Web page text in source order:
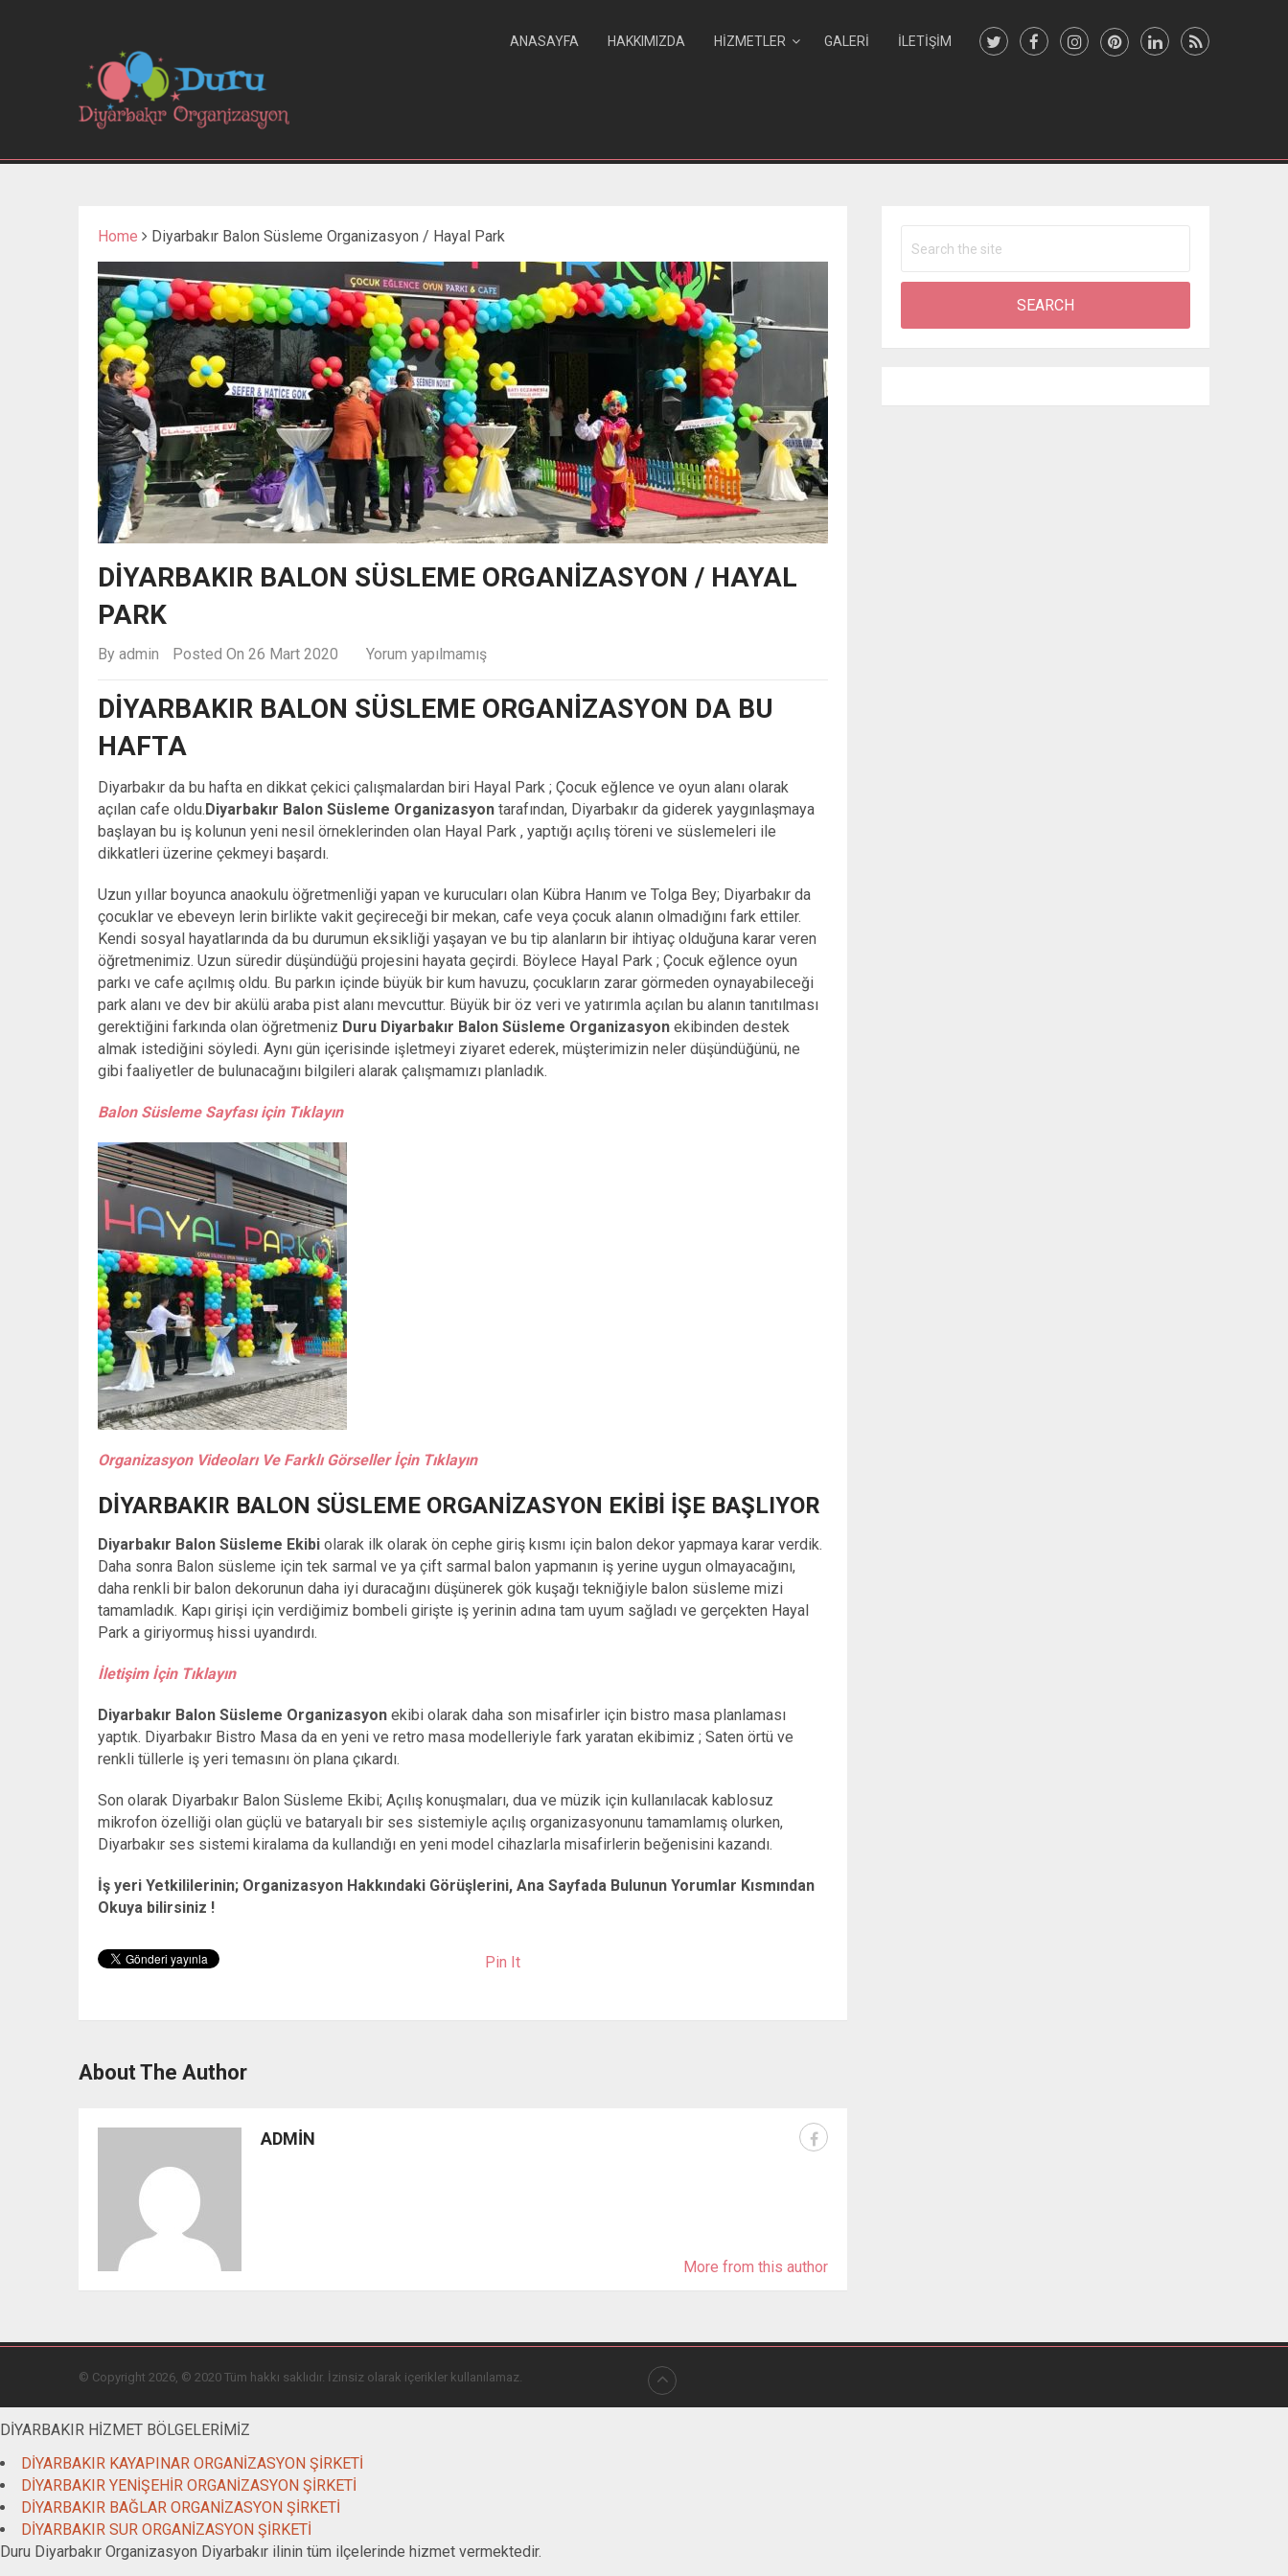
ANASAYFA HAKKIMIZDA HIZMETLER GALERI İLETIŞIM
Home Diyarbakır Balon Süsleme Organizasyon / Hayal Park
DIYARBAKIR BALON SÜSLEME ORGANIZASYON / HAYAL
PARK
By admin Posted On 26 Mart 2020 Yorum yapılmamış
DIYARBAKIR BALON SÜSLEME ORGANIZASYON DA BU
HAFTA
Diyarbakır da bu hafta en dikkat çekici çalışmalardan biri Hayal Park ; Çocuk eğlence ve oyun alanı olarak
açılan cafe oldu.Diyarbakır Balon Süsleme Organizasyon tarafından, Diyarbakır da giderek yaygınlaşmaya
başlayan bu iş kolunun yeni nesil örneklerinden olan Hayal Park , yaptığı açılış töreni ve süslemeleri ile
dikkatleri üzerine çekmeyi başardı.
Uzun yıllar boyunca anaokulu öğretmenliği yapan ve kurucuları olan Kübra Hanım ve Tolga Bey; Diyarbakır da
çocuklar ve ebeveyn lerin birlikte vakit geçireceği bir mekan, cafe veya çocuk alanın olmadığını fark ettiler.
Kendi sosyal hayatlarında da bu durumun eksikliği yaşayan ve bu tip alanların bir ihtiyaç olduğuna karar veren
öğretmenimiz. Uzun süredir düşündüğü projesini hayata geçirdi. Böylece Hayal Park ; Çocuk eğlence oyun
parkı ve cafe açılmış oldu. Bu parkın içinde büyük bir kum havuzu, çocukların zarar görmeden oynayabileceği
park alanı ve dev bir akülü araba pist alanı mevcuttur. Büyük bir öz veri ve yatırımla açılan bu alanın tanıtılması
gerektiğini farkında olan öğretmeniz Duru Diyarbakır Balon Süsleme Organizasyon ekibinden destek
almak istediğini söyledi. Aynı gün içerisinde işletmeyi ziyaret ederek, müşterimizin neler düşündüğünü, ne
gibi faaliyetler de bulunacağını bilgileri alarak çalışmamızı planladık.
Balon Süsleme Sayfası için Tıklayın
Organizasyon Videoları Ve Farklı Görseller İçin Tıklayın
DIYARBAKIR BALON SÜSLEME ORGANIZASYON EKIBI İŞE BAŞLIYOR
Diyarbakır Balon Süsleme Ekibi olarak ilk olarak ön cephe giriş kısmı için balon dekor yapmaya karar verdik.
Daha sonra Balon süsleme için tek sarmal ve ya çift sarmal balon yapmanın iş yerine uygun olmayacağını,
daha renkli bir balon dekorunun daha iyi duracağını düşünerek gök kuşağı tekniğiyle balon süsleme mizi
tamamladık. Kapı girişi için verdiğimiz bombeli girişte iş yerinin adına tam uyum sağladı ve gerçekten Hayal
Park a giriyormuş hissi uyandırdı.
İletişim İçin Tıklayın
Diyarbakır Balon Süsleme Organizasyon ekibi olarak daha son misafirler için bistro masa planlaması
yaptık. Diyarbakır Bistro Masa da en yeni ve retro masa modelleriyle fark yaratan ekibimiz ; Saten örtü ve
renkli tüllerle iş yeri temasını ön plana çıkardı.
Son olarak Diyarbakır Balon Süsleme Ekibi; Açılış konuşmaları, dua ve müzik için kullanılacak kablosuz
mikrofon özelliği olan güçlü ve bataryalı bir ses sistemiyle açılış organizasyonunu tamamlamış olurken,
Diyarbakır ses sistemi kiralama da kullandığı en yeni model cihazlarla misafirlerin beğenisini kazandı.
İş yeri Yetkililerinin; Organizasyon Hakkındaki Görüşlerini, Ana Sayfada Bulunun Yorumlar Kısmından
Okuya bilirsiniz !
Pin It
About The Author
ADMIN
More from this author
© Copyright 2026, © 2020 Tüm hakkı saklıdır. İzinsiz olarak içerikler kullanılamaz.
DİYARBAKIR HİZMET BÖLGELERİMİZ
DİYARBAKIR KAYAPINAR ORGANİZASYON ŞİRKETİ
DİYARBAKIR YENİŞEHİR ORGANİZASYON ŞİRKETİ
DİYARBAKIR BAĞLAR ORGANİZASYON ŞİRKETİ
DİYARBAKIR SUR ORGANİZASYON ŞİRKETİ
Duru Diyarbakır Organizasyon Diyarbakır ilinin tüm ilçelerinde hizmet vermektedir.